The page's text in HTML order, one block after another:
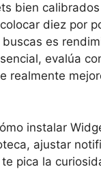
bien
diez por
buscas es
evalúa
realmente
instalar
ajustar
te pica la